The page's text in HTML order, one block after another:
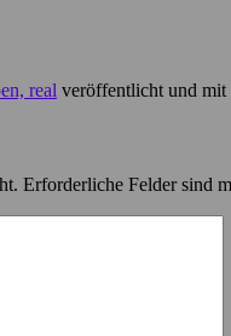
real veröffentlicht und mit
Erforderliche Felder sind